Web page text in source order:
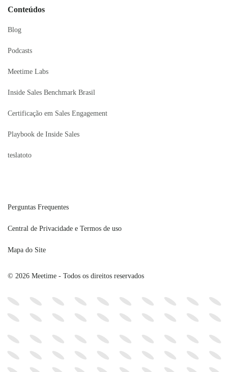
Conteúdos
Blog
Podcasts
Meetime Labs
Inside Sales Benchmark Brasil
Certificação em Sales Engagement
Playbook de Inside Sales
teslatoto
© 2026 Meetime - Todos os direitos reservados
Perguntas Frequentes
Central de Privacidade e Termos de uso
Mapa do Site